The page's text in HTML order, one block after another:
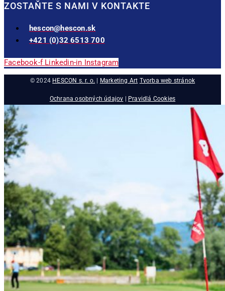
ZOSTAŇTE S NAMI V KONTAKTE
hescon@hescon.sk
+421 (0)32 6513 700
Facebook-f Linkedin-in Instagram
© 2024 HESCON s. r. o. Marketing Art Tvorba web stránok
Ochrana osobných údajov | Pravidlá Cookies